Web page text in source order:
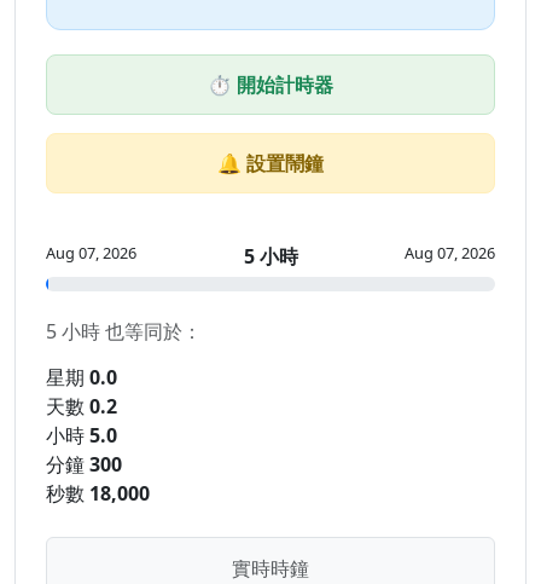
⏱️ 開始計時器
🔔 設置鬧鐘
Aug 07, 2026 5 小時 Aug 07, 2026
5 小時 也等同於：
星期 0.0
天數 0.2
小時5.0
分鐘300
秒數 18,000
實時時鐘